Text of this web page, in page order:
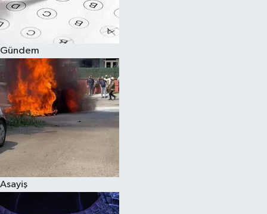
Gündem
Asayiş
Spor
Burç Yorumları
Çocuk
Eğitim
Kadın
Kim kimdir?